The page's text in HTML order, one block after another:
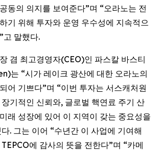
동의 의지를 보여준다”며 “오라노는 전
기 위해 투자와 운영 우수성에 지속적으
고 말했다.
겸 최고경영자(CEO)인 파스칼 바스티
는 “시가 레이크 광산에 대한 오라노의
어 기쁘다”며 “이번 투자는 서스캐처원
기적인 신뢰와, 글로벌 핵연료 주기 산
래 성장에 있어 이 지역이 갖는 중요성을
. 그는 이어 “수년간 이 사업에 기여해
에 감사의 뜻을 전한다”며 “카메